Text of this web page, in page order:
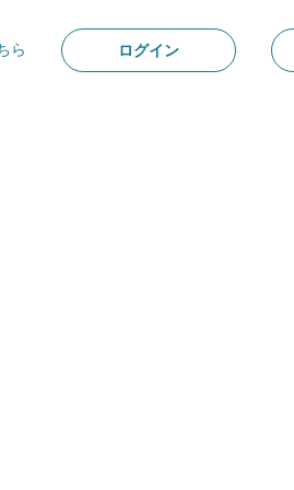
ら ログイン